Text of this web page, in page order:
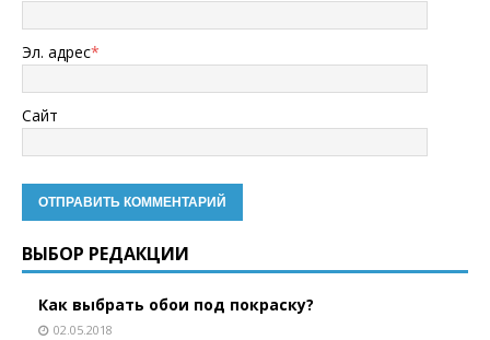
Эл. адрес*
Сайт
ВЫБОР РЕДАКЦИИ
Как выбрать обои под покраску?
02.05.2018